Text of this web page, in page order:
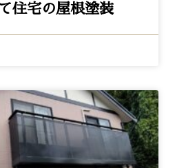
住宅の屋根塗装